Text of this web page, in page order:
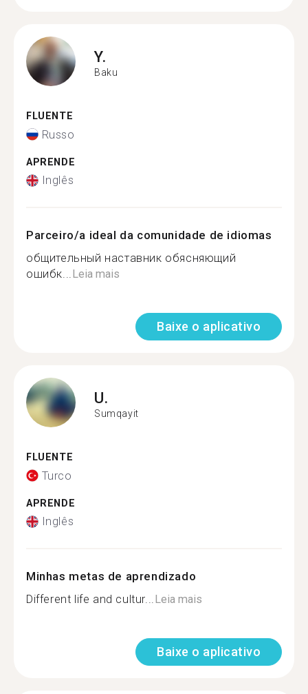
Y.
Baku
FLUENTE
Russo
APRENDE
Inglês
Parceiro/a ideal da comunidade de idiomas
общительный наставник обясняющий
ошибк...Leia mais
Baixe o aplicativo
U.
Sumqayit
FLUENTE
Turco
APRENDE
Inglês
Minhas metas de aprendizado
Different life and cultur...Leia mais
Baixe o aplicativo